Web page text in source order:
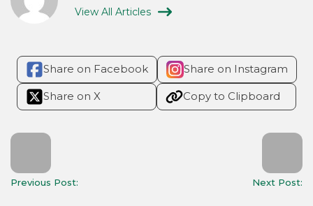
View All Articles
Share on Facebook Share on Instagram
Share on X Copy to Clipboard
Previous Post: Next Post: